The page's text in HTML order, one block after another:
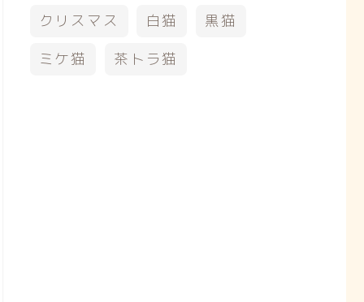
クリスマス 白猫
黒猫
ミケ猫
茶トラ猫